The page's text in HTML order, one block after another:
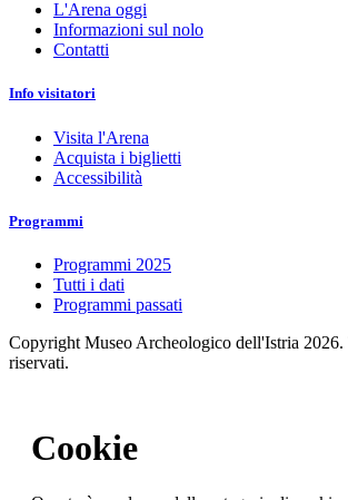
L'Arena oggi
Informazioni sul nolo
Contatti
Info visitatori
Visita l'Arena
Acquista i biglietti
Accessibilità
Programmi
Programmi 2025
Tutti i dati
Programmi passati
Copyright Museo Archeologico dell'Istria
riservati.